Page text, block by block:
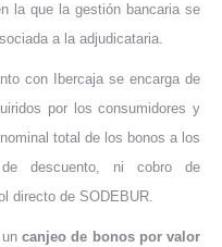
la que la gestión bancaria se
a la adjudicataria.
con Ibercaja se encarga de
por los consumidores y
total de los bonos a los
descuento, ni cobro de
directo de SODEBUR.
canjeo de bonos por valor